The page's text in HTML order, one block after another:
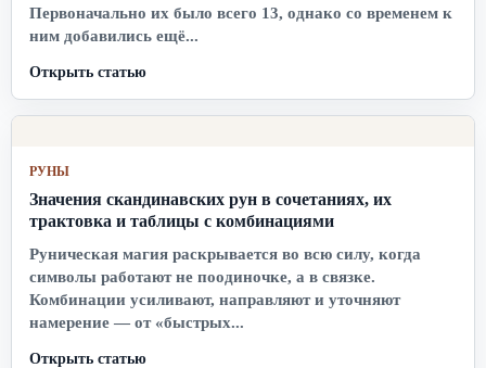
Первоначально их было всего 13, однако со временем к
ним добавились ещё...
Открыть статью
РУНЫ
Значения скандинавских рун в сочетаниях, их
трактовка и таблицы с комбинациями
Руническая магия раскрывается во всю силу, когда
символы работают не поодиночке, а в связке.
Комбинации усиливают, направляют и уточняют
намерение — от «быстрых...
Открыть статью